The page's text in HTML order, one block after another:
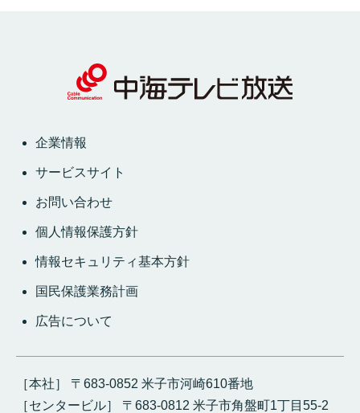
企業情報
サービスサイト
お問い合わせ
個人情報保護方針
情報セキュリティ基本方針
国民保護業務計画
広告について
［本社］ 〒683-0852 米子市河崎610番地
［センタービル］ 〒683-0812 米子市角盤町1丁目55-2